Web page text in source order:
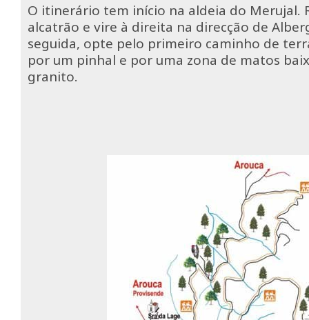
O itinerário tem início na aldeia do Merujal.
alcatrão e vire à direita na direcção de
seguida, opte pelo primeiro caminho de
por um pinhal e por uma zona de matos
granito.